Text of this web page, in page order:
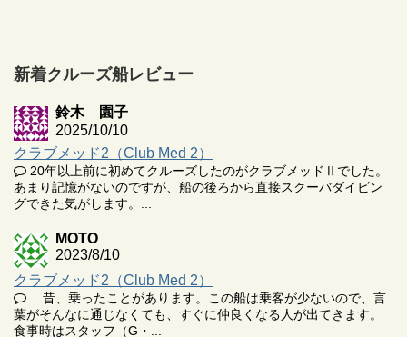
新着クルーズ船レビュー
鈴木 園子
2025/10/10
クラブメッド2（Club Med 2）
20年以上前に初めてクルーズしたのがクラブメッドⅡでした。
あまり記憶がないのですが、船の後ろから直接スクーバダイビン
グできた気がします。...
MOTO
2023/8/10
クラブメッド2（Club Med 2）
昔、乗ったことがあります。この船は乗客が少ないので、言
葉がそんなに通じなくても、すぐに仲良くなる人が出てきます。
食事時はスタッフ（G・...